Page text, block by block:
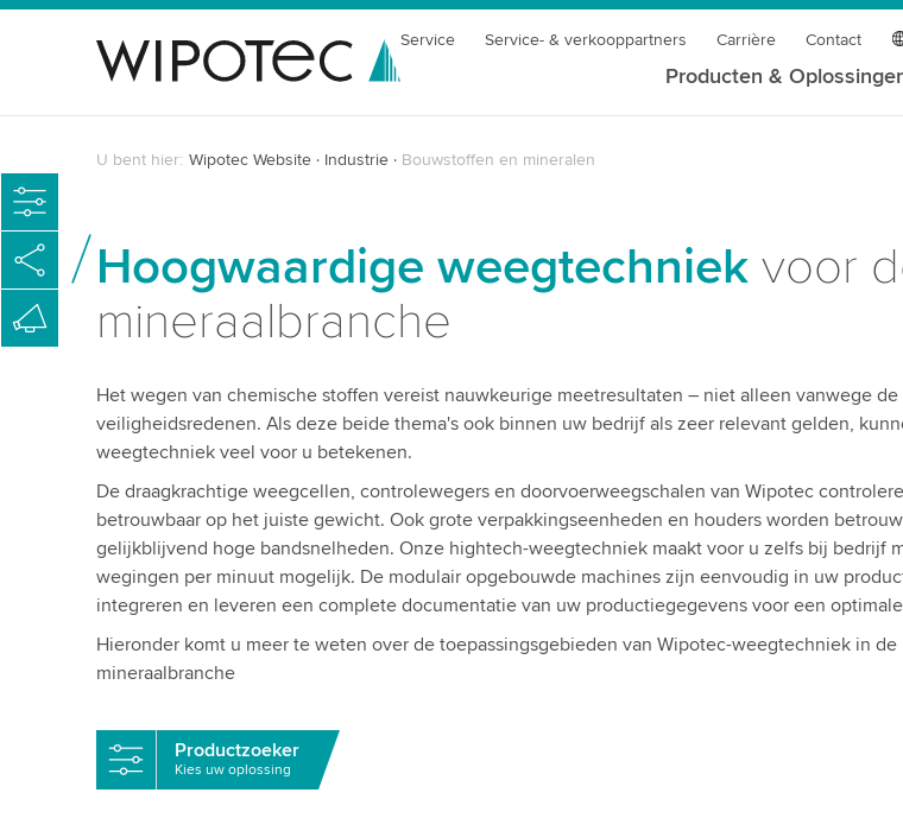
Service Service- & verkooppartners Carrière Contact
Producten &
U bent hier: Wipotec Website Industrie Bouwstoffen en mineralen
Hoogwaardige weegtechniekvoor
mineraalbranche
Het wegen van chemische stoffen vereist nauwkeurige meetresultaten – niet alleen vanwege
veiligheidsredenen. Als deze beide thema's ook binnen uw bedrijf als zeer relevant gelden,
weegtechniek veel voor u betekenen.
De draagkrachtige weegcellen, controlewegers en doorvoerweegschalen van Wipotec
betrouwbaar op het juiste gewicht. Ook grote verpakkingseenheden en houders worden
gelijkblijvend hoge bandsnelheden. Onze hightech-weegtechniek maakt voor u zelfs bij bedrijf
wegingen per minuut mogelijk. De modulair opgebouwde machines zijn eenvoudig in uw
integreren en leveren een complete documentatie van uw productiegegevens voor een
Hieronder komt u meer te weten over de toepassingsgebieden van Wipotec-weegtechniek in
mineraalbranche
Productzoeker
Kies uw oplossing